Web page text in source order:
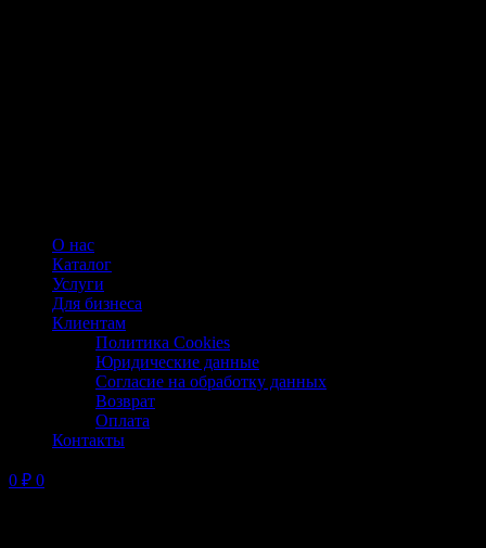
О нас
Каталог
Услуги
Для бизнеса
Клиентам
Политика Cookies
Юридические данные
Согласие на обработку данных
Возврат
Оплата
Контакты
0 ₽ 0